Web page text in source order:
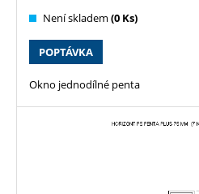
Není skladem (0 Ks)
POPTÁVKA
Okno jednodílné penta